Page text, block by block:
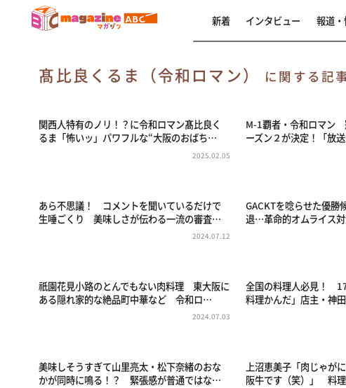
新着 インタビュー 報道
髙比良くるま（令和ロマン） に関する記
関西人特有のノリ！？に令和ロマン髙比良く
るま「怖いッ」パワフルな“大阪のおばち…
2025.02.05
M-1覇者・令和ロマン
ーズン２が決定！「放
あら不思議！ コメントを聞いているだけで
生唾ごくり 美味しさが伝わる一流の審査…
2024.07.12
GACKTを唸らせた優勝
退…革命的オムライス
祇園花見小路のとんでもない肉料理 東大阪に
ある隠れ家的な絶品町中華など 令和ロ…
2024.07.03
全国の料理人必見！
料理かんだ」店主・神
美味しそうすぎて山里亮太・松下奈緒のおな
かが同時に鳴る！？ 緊張感が普通ではな…
上沼恵美子「肉じゃが
阪牛です（笑）」 料